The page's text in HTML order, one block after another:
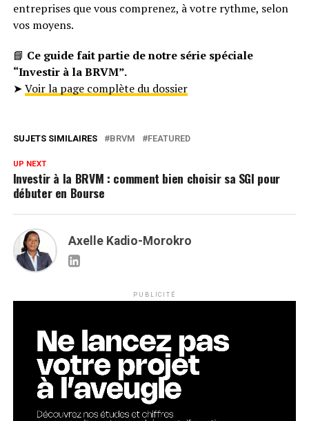
entreprises que vous comprenez, à votre rythme, selon
vos moyens.
📘 Ce guide fait partie de notre série spéciale
“Investir à la BRVM”.
➤Voir la page complète du dossier
SUJETS SIMILAIRES BRVM FEATURED
UP NEXT
Investir à la BRVM : comment bien choisir sa SGI pour
débuter en Bourse
Axelle Kadio-Morokro
PUBLICITÉ